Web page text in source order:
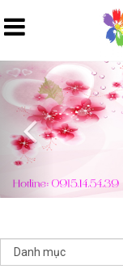
Previous